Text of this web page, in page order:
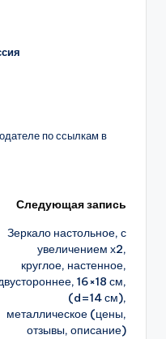
по ссылкам в
Следующая запись
Зеркало настольное, с
увеличением х2,
круглое, настенное,
16×18 см,
(d=14 см),
металлическое (цены,
отзывы, описание)